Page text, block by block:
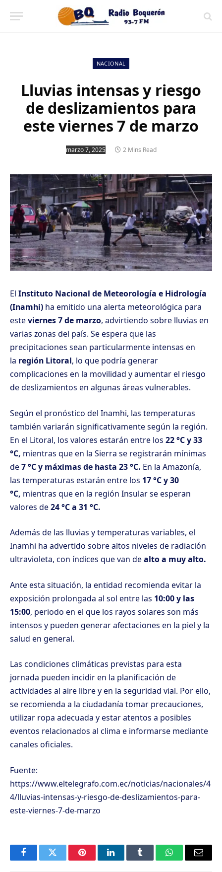
NACIONAL
Lluvias intensas y riesgo
de deslizamientos para
este viernes 7 de marzo
marzo 7, 2025 2 Mins Read
El Instituto Nacional de Meteorología e Hidrología
(Inamhi) ha emitido una alerta meteorológica para
esteviernes 7 de marzo, advirtiendo sobre lluvias en
varias zonas del país. Se espera que las
precipitaciones sean particularmente intensas en
la región Litoral, lo que podría generar
complicaciones en la movilidad y aumentar el riesgo
de deslizamientos en algunas áreas vulnerables.
Según el pronóstico del Inamhi, las temperaturas
también variarán significativamente según la región.
En el Litoral, los valores estarán entre los 22 °C y 33
°C, mientras que en la Sierra se registrarán mínimas
de7 °C y máximas de hasta 23 °C. En la Amazonía,
las temperaturas estarán entre los 17 °C y 30
°C, mientras que en la región Insular se esperan
valores de24 °C a 31 °C.
Además de las lluvias y temperaturas variables, el
Inamhi ha advertido sobre altos niveles de radiación
ultravioleta, con índices que van dealto a muy alto.
Ante esta situación, la entidad recomienda evitar la
exposición prolongada al sol entre las 10:00 y las
15:00, periodo en el que los rayos solares son más
intensos y pueden generar afectaciones en la piel y la
salud en general.
Las condiciones climáticas previstas para esta
jornada pueden incidir en la planificación de
actividades al aire libre y en la seguridad vial. Por ello,
se recomienda a la ciudadanía tomar precauciones,
utilizar ropa adecuada y estar atentos a posibles
eventos relacionados al clima e informarse mediante
canales oficiales.
Fuente:
https://www.eltelegrafo.com.ec/noticias/nacionales/4
4/lluvias-intensas-y-riesgo-de-deslizamientos-para-
este-viernes-7-de-marzo
FacebookTwitter PinterestLinkedInTumblr WhatsAppEmail